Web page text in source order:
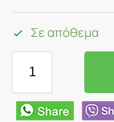
Σε απόθεμα